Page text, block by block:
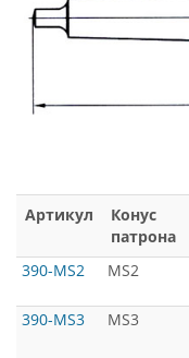
Артикул
Конус
патрона
390-MS2
MS2
390-MS3 MS3